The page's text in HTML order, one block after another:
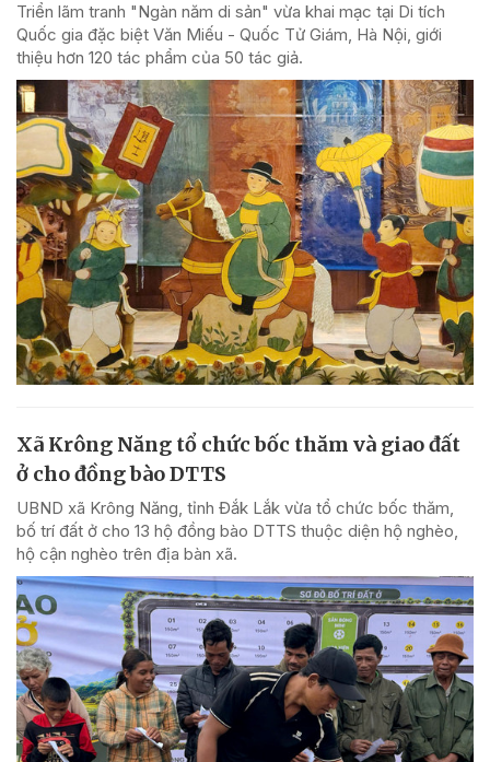
Triển lãm tranh "Ngàn năm di sản" vừa khai mạc tại Di tích
Quốc gia đặc biệt Văn Miếu - Quốc Tử Giám, Hà Nội, giới
thiệu hơn 120 tác phẩm của 50 tác giả.
Xã Krông Năng tổ chức bốc thăm và giao đất
ở cho đồng bào DTTS
UBND xã Krông Năng, tỉnh Đắk Lắk vừa tổ chức bốc thăm,
bố trí đất ở cho 13 hộ đồng bào DTTS thuộc diện hộ nghèo,
hộ cận nghèo trên địa bàn xã.